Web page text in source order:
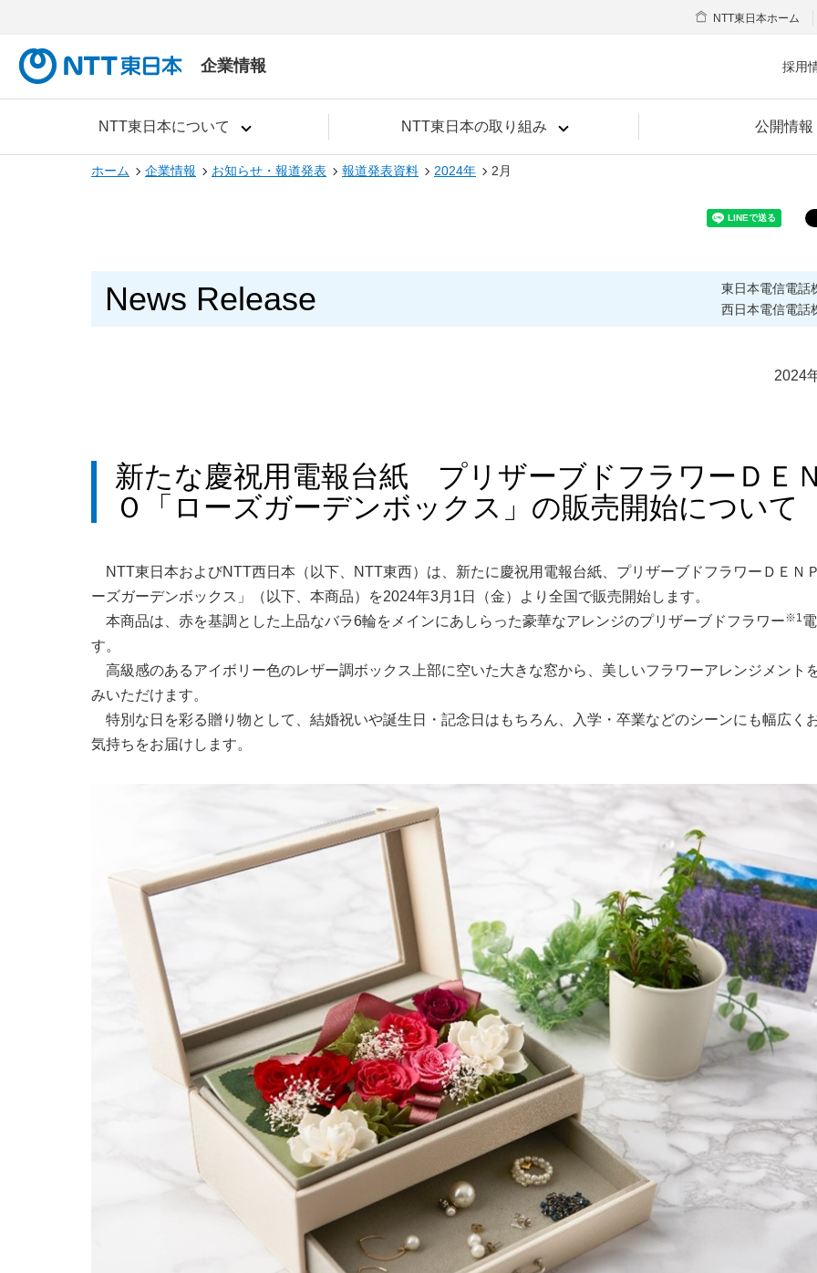
企業情報
NTT東日本について NTT東日本の取り組み 公開情報
NTT東日本ホーム
採用
ホーム 企業情報 お知らせ・報道発表 報道発表資料 2024年 2月
News Release
東日本電信電話
西日本電信電話
2024
新たな慶祝用電報台紙 プリザーブドフラワーＤＥ
Ｏ「ローズガーデンボックス」の販売開始について
NTT東日本およびNTT西日本（以下、NTT東西）は、新たに慶祝用電報台紙、プリザーブドフラワーＤＥＮ
ーズガーデンボックス」（以下、本商品）を2024年3月1日（金）より全国で販売開始します。
本商品は、赤を基調とした上品なバラ6輪をメインにあしらった豪華なアレンジのプリザーブドフラワー※1
す。
高級感のあるアイボリー色のレザー調ボックス上部に空いた大きな窓から、美しいフラワーアレンジメント
みいただけます。
特別な日を彩る贈り物として、結婚祝いや誕生日・記念日はもちろん、入学・卒業などのシーンにも幅広く
気持ちをお届けします。